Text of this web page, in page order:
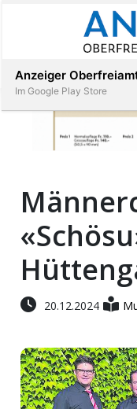
Veranstaltungen
Stellen
Paper
App
20.12.2024
Anzeiger
Im Google Play Store